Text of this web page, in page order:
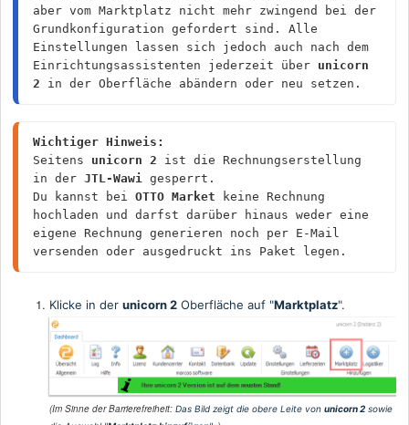
aber vom Marktplatz nicht mehr zwingend bei der
Grundkonfiguration gefordert sind. Alle
Einstellungen lassen sich jedoch auch nach dem
Einrichtungsassistenten jederzeit über unicorn
2 in der Oberfläche abändern oder neu setzen.
Wichtiger Hinweis:
Seitens unicorn 2 ist die Rechnungserstellung
in der JTL-Wawi gesperrt.
Du kannst bei OTTO Market keine Rechnung
hochladen und darfst darüber hinaus weder eine
eigene Rechnung generieren noch per E-Mail
versenden oder ausgedruckt ins Paket legen.
Klicke in der unicorn 2 Oberfläche auf "Marktplatz".
(Im Sinne der Barrierefreiheit: Das Bild zeigt die obere Leite von unicorn 2 sowie